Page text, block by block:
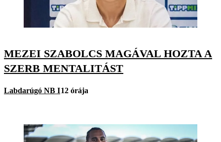
MEZEI SZABOLCS MAGÁVAL HOZTA A
SZERB MENTALITÁST
Labdarúgó NB I12 órája